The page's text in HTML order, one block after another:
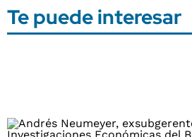
Te puede interesar